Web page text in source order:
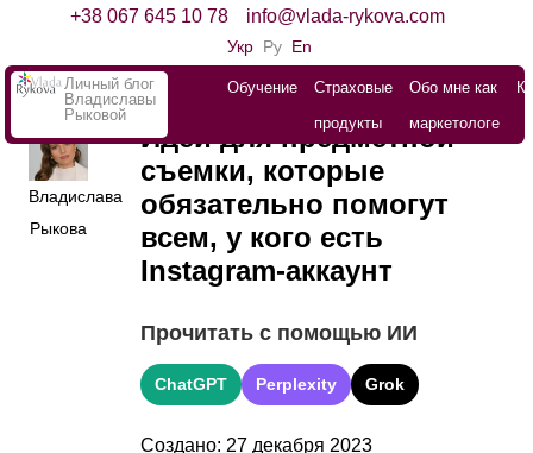
+38 067 645 10 78 info@vlada-rykova.com
Укр Ру En
Личный блог
Владиславы
Рыковой
Обучение
Страховые
продукты
Обо мне как
маркетологе
Владислава
Рыкова
Идеи для предметной
съемки, которые
обязательно помогут
всем, у кого есть
Instagram-аккаунт
Прочитать с помощью ИИ
ChatGPT Perplexity Grok
Создано: 27 декабря 2023